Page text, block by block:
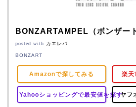
BONZARTAMPEL（ボンザー
posted with カエレバ
BONZART
Amazonで探してみる 楽天
Yahooショッピングで最安値を探すヤフ